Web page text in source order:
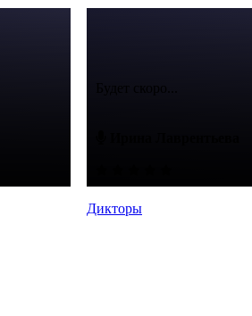
Будет скоро...
Дикторы